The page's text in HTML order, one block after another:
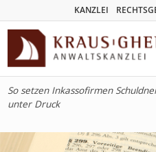
KANZLEI
So setzen Inkassofirmen
unter Druck